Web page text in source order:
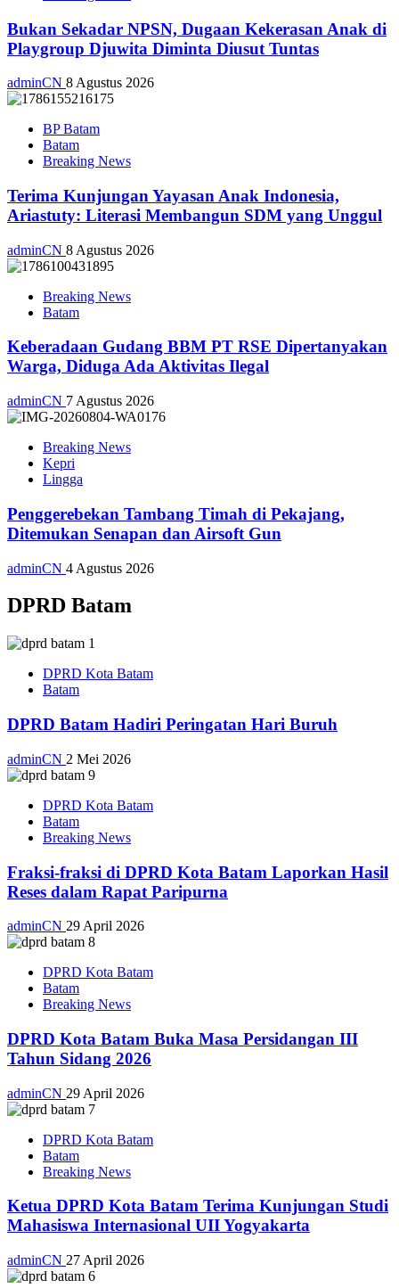
Bukan Sekadar NPSN, Dugaan Kekerasan Anak di
Playgroup Djuwita Diminta Diusut Tuntas
adminCN 8 Agustus 2026
BP Batam
Batam
Breaking News
Terima Kunjungan Yayasan Anak Indonesia,
Ariastuty: Literasi Membangun SDM yang Unggul
adminCN 8 Agustus 2026
Breaking News
Batam
Keberadaan Gudang BBM PT RSE Dipertanyakan
Warga, Diduga Ada Aktivitas Ilegal
adminCN 7 Agustus 2026
Breaking News
Kepri
Lingga
Penggerebekan Tambang Timah di Pekajang,
Ditemukan Senapan dan Airsoft Gun
adminCN 4 Agustus 2026
DPRD Batam
DPRD Kota Batam
Batam
DPRD Batam Hadiri Peringatan Hari Buruh
adminCN 2 Mei 2026
DPRD Kota Batam
Batam
Breaking News
Fraksi-fraksi di DPRD Kota Batam Laporkan Hasil
Reses dalam Rapat Paripurna
adminCN 29 April 2026
DPRD Kota Batam
Batam
Breaking News
DPRD Kota Batam Buka Masa Persidangan III
Tahun Sidang 2026
adminCN 29 April 2026
DPRD Kota Batam
Batam
Breaking News
Ketua DPRD Kota Batam Terima Kunjungan Studi
Mahasiswa Internasional UII Yogyakarta
adminCN 27 April 2026